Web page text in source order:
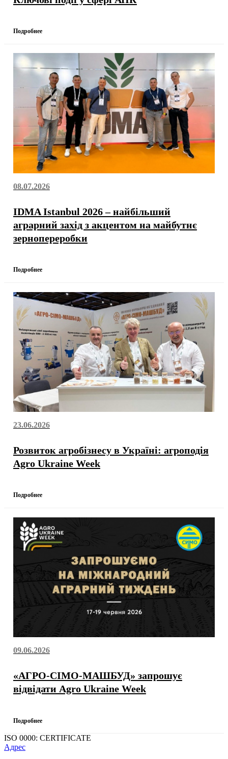
Подробнее
08.07.2026
IDMA Istanbul 2026 – найбільший
аграрний захід з акцентом на майбутнє
зернопереробки
Подробнее
23.06.2026
Розвиток агробізнесу в Україні: агроподія
Agro Ukraine Week
Подробнее
09.06.2026
«АГРО-СІМО-МАШБУД» запрошує
відвідати Agro Ukraine Week
Подробнее
ISO 0000: CERTIFICATE
Адрес